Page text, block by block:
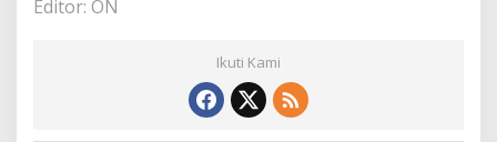
Editor: ON
Ikuti Kami